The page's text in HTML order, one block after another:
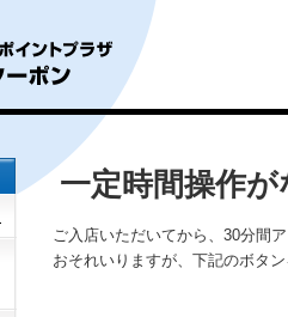
一定時間操作
ご入店いただいてから、30分間
おそれいりますが、下記のボタ